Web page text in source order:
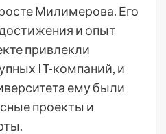
Милимерова. Его
и опыт
привлекли
IT-компаний, и
ему были
проекты и